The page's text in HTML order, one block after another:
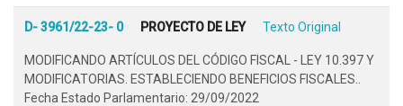
D- 3961/22-23- 0 PROYECTO DE LEY Texto Original
MODIFICANDO ARTÍCULOS DEL CÓDIGO FISCAL - LEY 10.397 Y
MODIFICATORIAS. ESTABLECIENDO BENEFICIOS FISCALES..
Fecha Estado Parlamentario: 29/09/2022